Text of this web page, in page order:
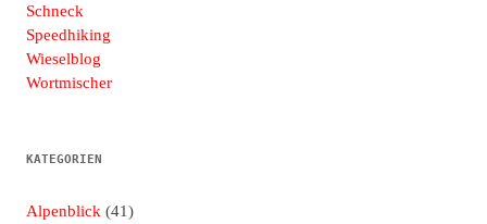
Schneck
Speedhiking
Wieselblog
Wortmischer
KATEGORIEN
Alpenblick (41)